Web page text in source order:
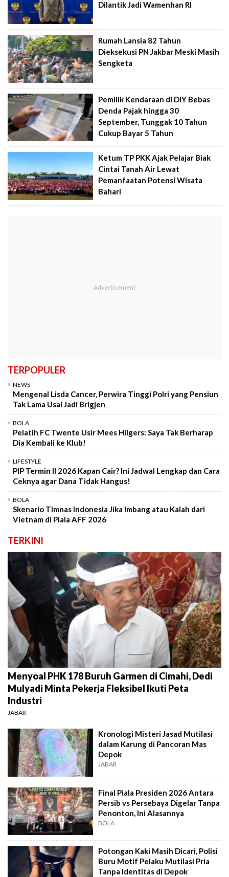
Dilantik Jadi Wamenhan RI
Rumah Lansia 82 Tahun
Dieksekusi PN Jakbar Meski Masih
Sengketa
Pemilik Kendaraan di DIY Bebas
Denda Pajak hingga 30
September, Tunggak 10 Tahun
Cukup Bayar 5 Tahun
Ketum TP PKK Ajak Pelajar Biak
Cintai Tanah Air Lewat
Pemanfaatan Potensi Wisata
Bahari
TERPOPULER
NEWS
Mengenal Lisda Cancer, Perwira Tinggi Polri yang Pensiun
Tak Lama Usai Jadi Brigjen
BOLA
Pelatih FC Twente Usir Mees Hilgers: Saya Tak Berharap
Dia Kembali ke Klub!
LIFESTYLE
PIP Termin II 2026 Kapan Cair? Ini Jadwal Lengkap dan Cara
Ceknya agar Dana Tidak Hangus!
BOLA
Skenario Timnas Indonesia Jika Imbang atau Kalah dari
Vietnam di Piala AFF 2026
TERKINI
Menyoal PHK 178 Buruh Garmen di Cimahi, Dedi
Mulyadi Minta Pekerja Fleksibel Ikuti Peta
Industri
JABAR
Kronologi Misteri Jasad Mutilasi
dalam Karung di Pancoran Mas
Depok
JABAR
Final Piala Presiden 2026 Antara
Persib vs Persebaya Digelar Tanpa
Penonton, Ini Alasannya
BOLA
Potongan Kaki Masih Dicari, Polisi
Buru Motif Pelaku Mutilasi Pria
Tanpa Identitas di Depok